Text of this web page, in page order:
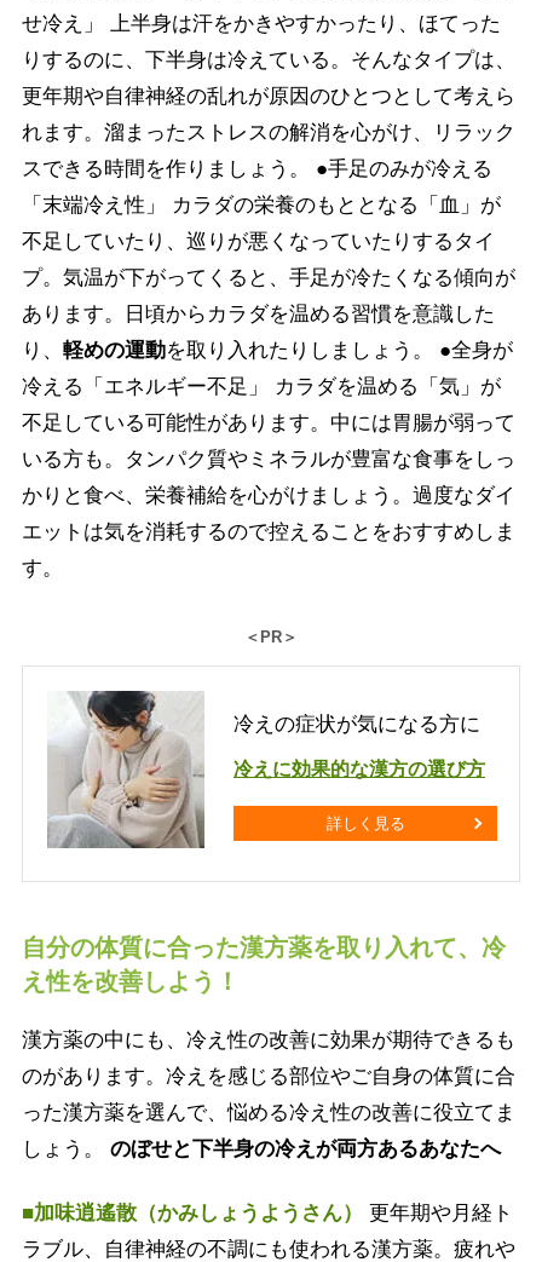
せ冷え」 上半身は汗をかきやすかったり、ほてった
りするのに、下半身は冷えている。そんなタイプは、
更年期や自律神経の乱れが原因のひとつとして考えら
れます。溜まったストレスの解消を心がけ、リラック
スできる時間を作りましょう。 ●手足のみが冷える
「末端冷え性」 カラダの栄養のもととなる「血」が
不足していたり、巡りが悪くなっていたりするタイ
プ。気温が下がってくると、手足が冷たくなる傾向が
あります。日頃からカラダを温める習慣を意識した
り、 軽めの運動を取り入れたりしましょう。 ●全身が
冷える「エネルギー不足」 カラダを温める「気」が
不足している可能性があります。中には胃腸が弱って
いる方も。タンパク質やミネラルが豊富な食事をしっ
かりと食べ、栄養補給を心がけましょう。過度なダイ
エットは気を消耗するので控えることをおすすめしま
す。
＜PR＞
冷えの症状が気になる方に
冷えに効果的な漢方の選び方
詳しく見る
自分の体質に合った漢方薬を取り入れて、冷
え性を改善しよう！
漢方薬の中にも、冷え性の改善に効果が期待できるも
のがあります。冷えを感じる部位やご自身の体質に合
った漢方薬を選んで、悩める冷え性の改善に役立てま
しょう。 のぼせと下半身の冷えが両方あるあなたへ
■加味逍遙散（かみしょうようさん）
更年期や月経ト
ラブル、自律神経の不調にも使われる漢方薬。疲れや